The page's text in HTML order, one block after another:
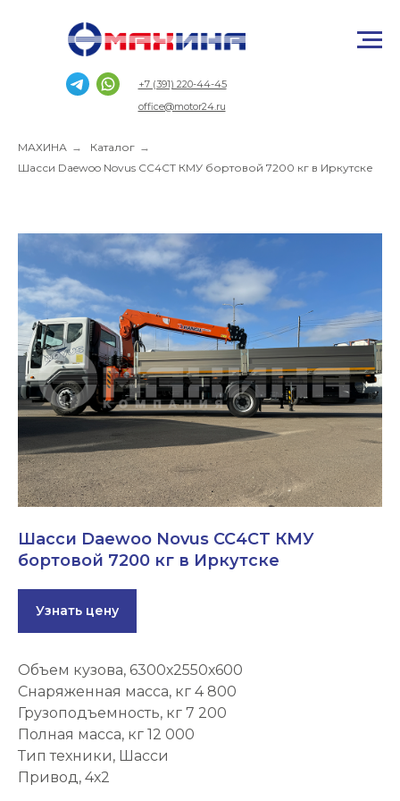
+7 (391) 220-44-45
office@motor24.ru
МАХИНА → Каталог →
Шасси Daewoo Novus CC4CT КМУ бортовой 7200 кг в Иркутске
Шасси Daewoo Novus CC4CT КМУ
бортовой 7200 кг в Иркутске
Узнать цену
Объем кузова, 6300х2550х600
Снаряженная масса, кг 4 800
Грузоподъемность, кг 7 200
Полная масса, кг 12 000
Тип техники, Шасси
Привод, 4х2